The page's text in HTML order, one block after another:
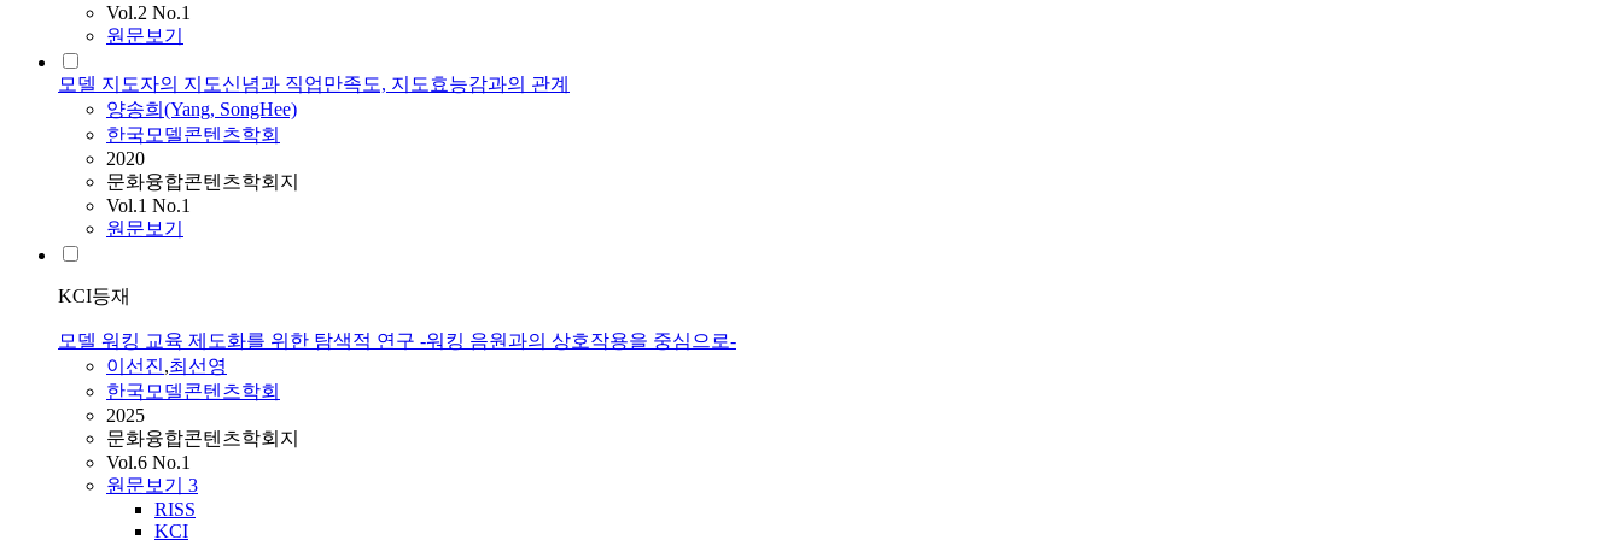
Vol.2 No.1
원문보기
모델 지도자의 지도신념과 직업만족도, 지도효능감과의 관계
양송희(Yang, SongHee)
한국모델콘텐츠학회
2020
문화융합콘텐츠학회지
Vol.1 No.1
원문보기
KCI등재
모델 워킹 교육 제도화를 위한 탐색적 연구 -워킹 음원과의 상호작용을 중심으로-
이선진,최선영
한국모델콘텐츠학회
2025
문화융합콘텐츠학회지
Vol.6 No.1
원문보기 3
RISS
KCI